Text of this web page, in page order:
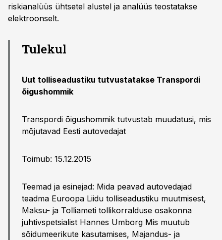
riskianalüüs ühtsetel alustel ja analüüs teostatakse
elektroonselt.
Tulekul
Uut tolliseadustiku tutvustatakse Transpordi
õigushommik
Transpordi õigushommik tutvustab muudatusi, mis
mõjutavad Eesti autovedajat
Toimub: 15.12.2015
Teemad ja esinejad: Mida peavad autovedajad
teadma Euroopa Liidu tolliseadustiku muutmisest,
Maksu- ja Tolliameti tollikorralduse osakonna
juhtivspetsialist Hannes Umborg Mis muutub
sõidumeerikute kasutamises, Majandus- ja